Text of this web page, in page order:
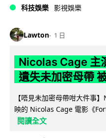
科技娛樂 影視娛樂
Lawton 1 日
Nicolas Cage 主
遺失未加密母帶
【唔見未加密母帶咁大件事
映的 Nicolas Cage 電影《
閱讀全文